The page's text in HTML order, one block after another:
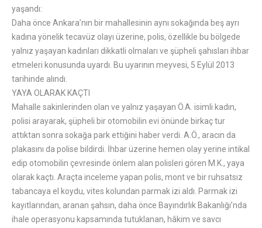
yaşandı:
Daha önce Ankara’nın bir mahallesinin aynı sokağında beş ayrı
kadına yönelik tecavüz olayı üzerine, polis, özellikle bu bölgede
yalnız yaşayan kadınları dikkatli olmaları ve şüpheli şahısları ihbar
etmeleri konusunda uyardı. Bu uyarının meyvesi, 5 Eylül 2013
tarihinde alındı.
YAYA OLARAK KAÇTI
Mahalle sakinlerinden olan ve yalnız yaşayan Ö.A. isimli kadın,
polisi arayarak, şüpheli bir otomobilin evi önünde birkaç tur
attıktan sonra sokağa park ettiğini haber verdi. A.Ö., aracın da
plakasını da polise bildirdi. İhbar üzerine hemen olay yerine intikal
edip otomobilin çevresinde önlem alan polisleri gören M.K., yaya
olarak kaçtı. Araçta inceleme yapan polis, mont ve bir ruhsatsız
tabancaya el koydu, vites kolundan parmak izi aldı. Parmak izi
kayıtlarından, aranan şahsın, daha önce Bayındırlık Bakanlığı’nda
ihale operasyonu kapsamında tutuklanan, hâkim ve savcı